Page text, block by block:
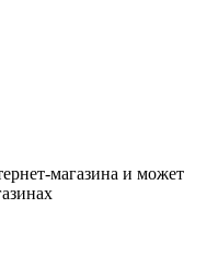
магазина и может